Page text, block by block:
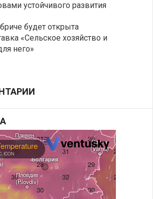
устойчивого развития
будет открыта
«Сельское хозяйство и
него»